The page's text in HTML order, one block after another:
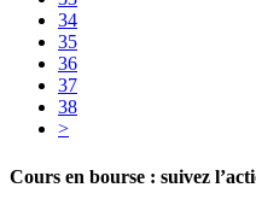
34
35
36
37
38
>
Cours en bourse : suivez